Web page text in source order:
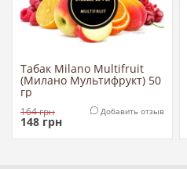
Табак Milano Multifruit
(Милано Мультифрукт) 50
гр
164грн
148 грн
Добавить отзыв